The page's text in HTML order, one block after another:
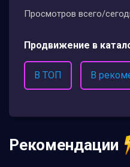
Просмотров всего/
Продвижение в
В ТОП В
Рекомендации